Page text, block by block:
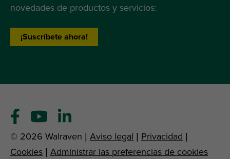
novedades de productos y servicios:
¡Suscríbete ahora!
© 2026 Walraven | Aviso legal | Privacidad |
Cookies | Administrar las preferencias de cookies